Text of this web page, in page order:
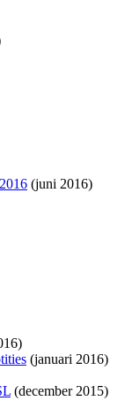
(juni 2016)
(januari 2016)
(december 2015)